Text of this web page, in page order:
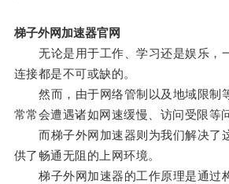
梯子外网加速器官网
无论是用于工作、学习还是娱乐，
连接都是不可或缺的。
然而，由于网络管制以及地域限制
常常会遭遇诸如网速缓慢、访问受限等
而梯子外网加速器则为我们解决了
供了畅通无阻的上网环境。
梯子外网加速器的工作原理是通过